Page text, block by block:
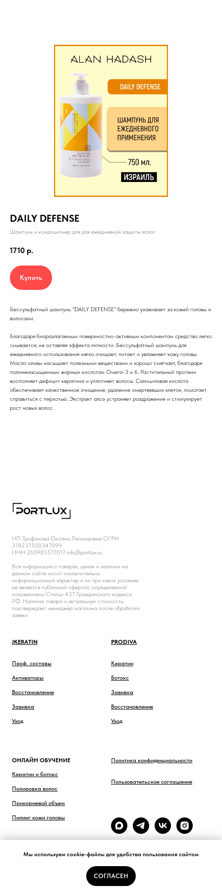
DAILY DEFENSE
Шампунь и кондиционер для для ежедневной защиты волос
1710 р.
Купить
Беcсульфатный шампунь "DAILY DEFENSE" бережно ухаживает за кожей головы и
волосами.
Благодаря биоразлагаемым поверхностно-активным компонентам средство легко
смывается, не оставляя эффекта липкости. Беcсульфатный шампунь для
ежедневного использования мягко очищает, питает и увлажняет кожу головы.
Масло оливы насыщает полезными веществами и хорошо смягчает, благодаря
полиненасыщенным жирным кислотам Омега-3 и 6. Растительный протеин
восполняет дефицит кератина и уплотняет волосы. Салициловая кислота
обеспечивает качественное очищение, удаление омертвевших клеток, помогает
справиться с перхотью. Экстракт алоэ устраняет раздражение и стимулирует
рост новых волос.
ИП Трофимова Оксана Леонидовна ОГРН
318237500347099
ИНН 250905577017 info@portlux.ru
Вся информация о товарах, ценах и наличии на
данном сайте носит исключительно
информационный характер и ни при каких условиях
не является публичной офертой, определяемой
положениями Статьи 437 Гражданского кодекса
РФ. Наличие товара и актуальную стоимость
подтверждает менеджер магазина после обработки
заявки
JKERATIN
Проф. составы
Активаторы
Восстановление
Завивка
Уход
PRODIVA
Кератин
Ботокс
Завивка
Восстановление
Уход
ОНЛАЙН ОБУЧЕНИЕ
Кератин и ботокс
Полировка волос
Прикорневой объем
Пилинг кожи головы
Политика конфиденциальности
Пользовательское соглашение
Мы используем cookie-файлы для удобства пользования сайтом
СОГЛАСЕН